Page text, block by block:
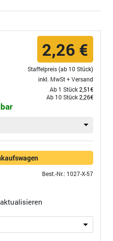
2,26 €
Staffelpreis (ab 10 Stück)
inkl. MwSt +Versand
Ab 1 Stück2,51€
Ab 10 Stück2,26€
Best.-Nr.: 1027-X-57